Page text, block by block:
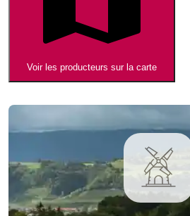
Voir les producteurs sur la carte